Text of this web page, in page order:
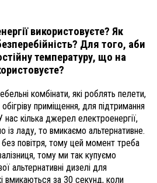
використовуєте? Як
Для того, аби
температуру, що на
комбінати, які роблять пелети,
приміщення, для підтримання
кілька джерел електроенергії,
ладу, то вмикаємо альтернативне.
повітря, тому цей момент треба
тому ми так купуємо
альтернативні дизелі для
вмикаються за 30 секунд, коли